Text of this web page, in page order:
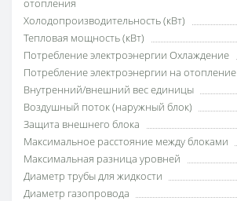
Холодопроизводительность (кВт)
Тепловая мощность (кВт)
Потребление электроэнергии Охлаждение
Потребление электроэнергии на отопление
Внутренний/внешний вес единицы
Воздушный поток (наружный блок)
Защита внешнего блока
Максимальное расстояние между блоками
Максимальная разница уровней
Диаметр трубы для жидкости
Диаметр газопровода